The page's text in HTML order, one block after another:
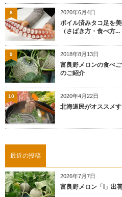
2020年6月4日
ボイル済みタコ足を
（さばき方・食べ方...
8
2018年8月13日
富良野メロンの食べ
のご紹介
9
2020年4月22日
北海道民がオススメ
10
最近の投稿
2026年7月7日
富良野メロン「i」出